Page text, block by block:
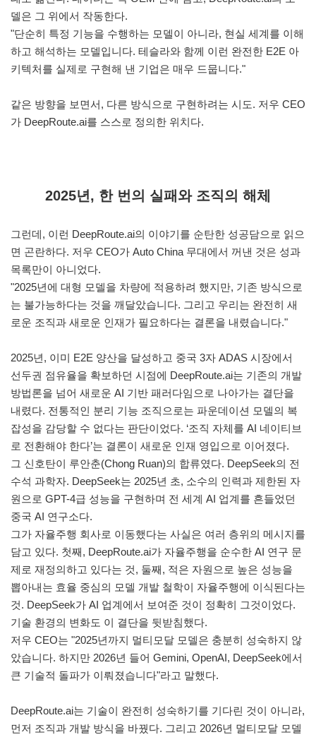
델은 그 위에서 작동한다.
"단순히 특정 기능을 수행하는 모델이 아니라, 현실 세계를 이해
하고 해석하는 모델입니다. 테슬라와 함께 이런 완전한 E2E 아
키텍처를 실제로 구현해 낸 기업은 매우 드뭅니다."
같은 방향을 보면서, 다른 방식으로 구현하려는 시도. 저우 CEO
가 DeepRoute.ai를 스스로 정의한 위치다.
2025년, 한 번의 실패와 조직의 해체
그런데, 이런 DeepRoute.ai의 이야기를 순탄한 성공담으로 읽으
면 곤란하다. 저우 CEO가 Auto China 무대에서 꺼낸 것은 성과
목록만이 아니었다.
"2025년에 대형 모델을 차량에 적용하려 했지만, 기존 방식으로
는 불가능하다는 것을 깨달았습니다. 그리고 우리는 완전히 새
로운 조직과 새로운 인재가 필요하다는 결론을 내렸습니다."
2025년, 이미 E2E 양산을 달성하고 중국 3자 ADAS 시장에서
선두권 점유율을 확보하던 시점에 DeepRoute.ai는 기존의 개발
방법론을 넘어 새로운 AI 기반 패러다임으로 나아가는 결단을
내렸다. 전통적인 분리 기능 조직으로는 파운데이션 모델의 복
잡성을 감당할 수 없다는 판단이었다. ‘조직 자체를 AI 네이티브
로 전환해야 한다’는 결론이 새로운 인재 영입으로 이어졌다.
그 신호탄이 루안춘(Chong Ruan)의 합류였다. DeepSeek의 전
수석 과학자. DeepSeek는 2025년 초, 소수의 인력과 제한된 자
원으로 GPT-4급 성능을 구현하며 전 세계 AI 업계를 흔들었던
중국 AI 연구소다.
그가 자율주행 회사로 이동했다는 사실은 여러 층위의 메시지를
담고 있다. 첫째, DeepRoute.ai가 자율주행을 순수한 AI 연구 문
제로 재정의하고 있다는 것, 둘째, 적은 자원으로 높은 성능을
뽑아내는 효율 중심의 모델 개발 철학이 자율주행에 이식된다는
것. DeepSeek가 AI 업계에서 보여준 것이 정확히 그것이었다.
기술 환경의 변화도 이 결단을 뒷받침했다.
저우 CEO는 "2025년까지 멀티모달 모델은 충분히 성숙하지 않
았습니다. 하지만 2026년 들어 Gemini, OpenAI, DeepSeek에서
큰 기술적 돌파가 이뤄졌습니다"라고 말했다.
DeepRoute.ai는 기술이 완전히 성숙하기를 기다린 것이 아니라,
먼저 조직과 개발 방식을 바꿨다. 그리고 2026년 멀티모달 모델